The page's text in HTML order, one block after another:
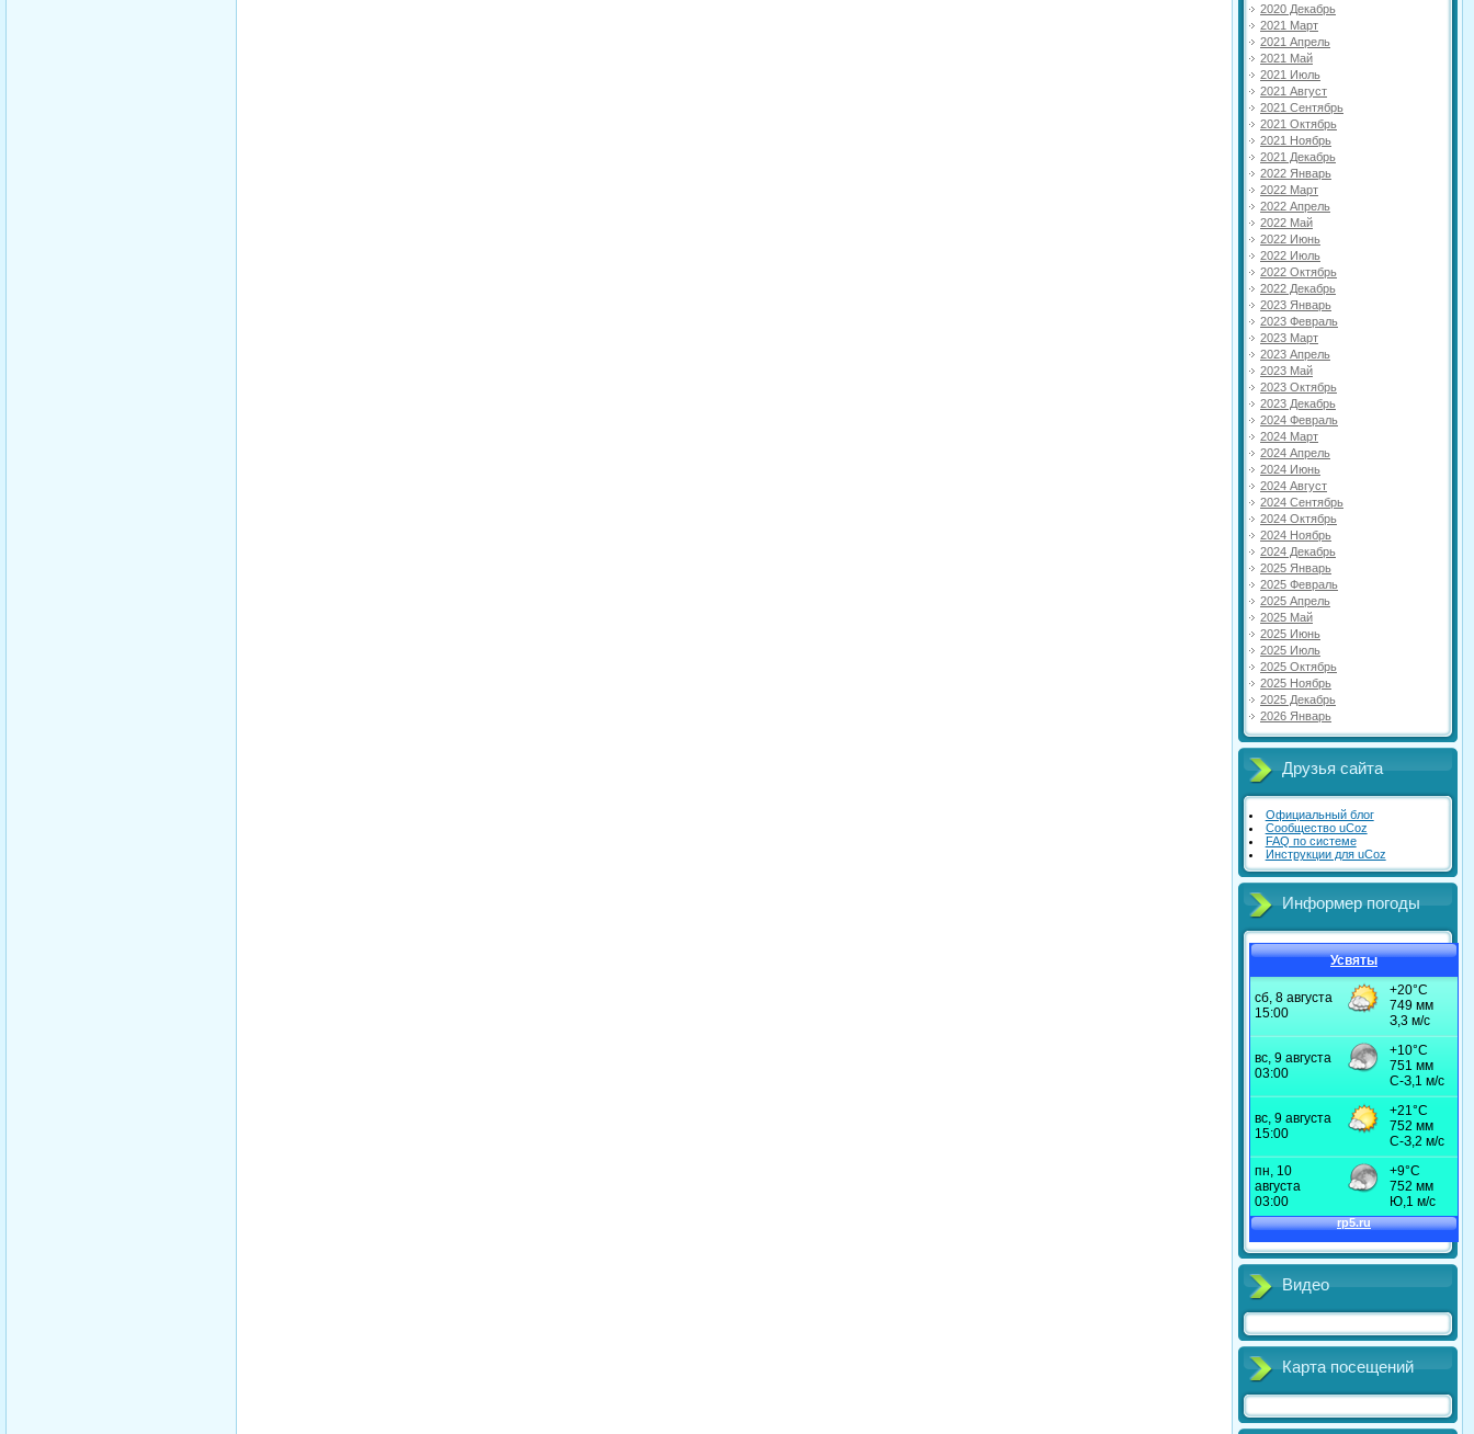
2020 Декабрь
2021 Март
2021 Апрель
2021 Май
2021 Июль
2021 Август
2021 Сентябрь
2021 Октябрь
2021 Ноябрь
2021 Декабрь
2022 Январь
2022 Март
2022 Апрель
2022 Май
2022 Июнь
2022 Июль
2022 Октябрь
2022 Декабрь
2023 Январь
2023 Февраль
2023 Март
2023 Апрель
2023 Май
2023 Октябрь
2023 Декабрь
2024 Февраль
2024 Март
2024 Апрель
2024 Июнь
2024 Август
2024 Сентябрь
2024 Октябрь
2024 Ноябрь
2024 Декабрь
2025 Январь
2025 Февраль
2025 Апрель
2025 Май
2025 Июнь
2025 Июль
2025 Октябрь
2025 Ноябрь
2025 Декабрь
2026 Январь
Друзья сайта
Официальный блог
Сообщество uCoz
FAQ по системе
Инструкции для uCoz
Информер погоды
Усвяты
Видео
Карта посещений